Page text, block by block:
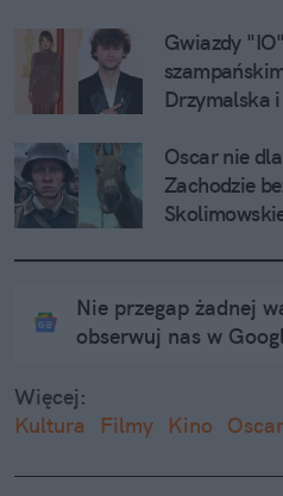
Gwiazdy
Drzymalska
Oscar nie
Zachodzie
Nie przegap żadnej
obserwuj nas w
Więcej:
Kultura
Filmy Kino